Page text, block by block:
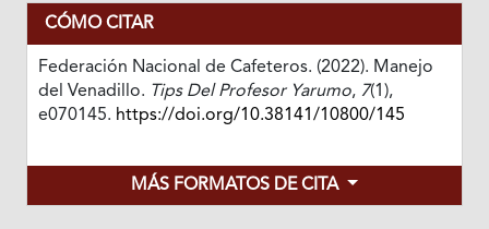
CÓMO CITAR
Federación Nacional de Cafeteros. (2022). Manejo
del Venadillo. Tips Del Profesor Yarumo, 7(1),
e070145. https://doi.org/10.38141/10800/145
MÁS FORMATOS DE CITA